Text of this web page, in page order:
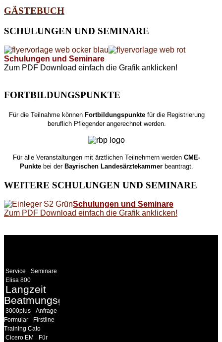
GÄSTEBUCH
SCHULUNGEN UND SEMINARE
Schulungen und Seminare
Zum PDF Download einfach die Grafik anklicken!
FORTBILDUNGSPUNKTE
Für die Teilnahme könnenFortbildungspunktefür die Registrierung
beruflich Pflegender angerechnet werden.
Für alle Veranstaltungen mit ärztlichen Teilnehmern werdenCME-
Punkte bei derBayrischen Landesärztekammer beantragt.
WEITERE SCHULUNGEN UND SEMINARE
Schulungen und Seminare
Zum PDF Download einfach die Grafik anklicken!
Service
Seminare
Elisa 800
Langzeit
Beatmungsgeräte
3000plus
Anfrage-
Formular
Firstline
Training Cato
Cicero EM
Für